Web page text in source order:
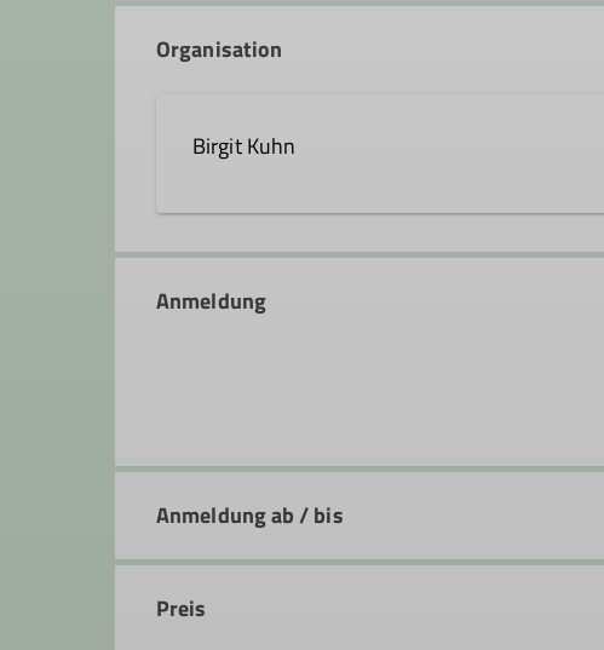
Organisation
Birgit Kuhn
Anmeldung
Anmeldung ab / bis
Preis